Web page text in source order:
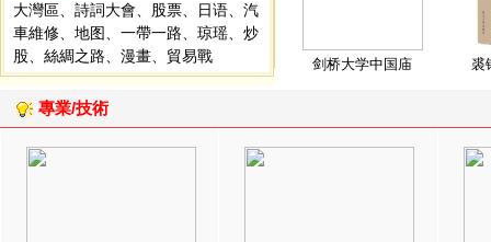
大灣區
詩詞大會 股票 日语
汽
車維修
地图 一帶一路 琼瑶
炒
股
絲綢之路 漫畫 貿易戰 剑桥大学中国庙 裘
專業/技術